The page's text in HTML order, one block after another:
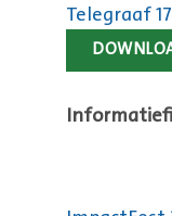
Telegraaf